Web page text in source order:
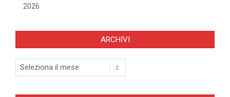
2026
ARCHIVI
Archivi